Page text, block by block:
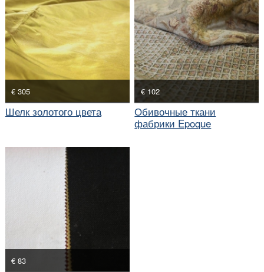
€ 305
Шелк золотого цвета
€ 102
Обивочные ткани
фабрики Epoque
€ 83